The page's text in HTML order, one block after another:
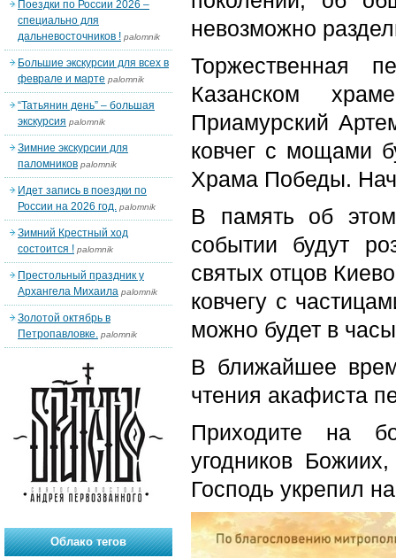
невозможно
Торжественная
Казанском
Приамурский
ковчег с мощами
Храма Победы.
В память об
событии будут
святых отцов
ковчегу с
можно будет в
В ближайшее
чтения акафиста
Приходите на
угодников
Господь укрепил
Поездки по России 2026 –
специально для
дальневосточников ! palomnik
Большие экскурсии для всех в
феврале и марте palomnik
“Татьянин день” – большая
экскурсия palomnik
Зимние экскурсии для
паломников palomnik
Идет запись в поездки по
России на 2026 год. palomnik
Зимний Крестный ход
состоится ! palomnik
Престольный праздник у
Архангела Михаила palomnik
Золотой октябрь в
Петропавловке. palomnik
Облако тегов